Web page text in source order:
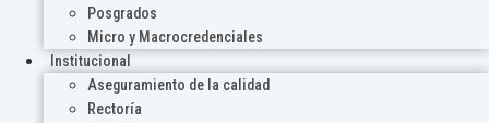
Posgrados
Micro y Macrocredenciales
Institucional
Aseguramiento de la calidad
Rectoría